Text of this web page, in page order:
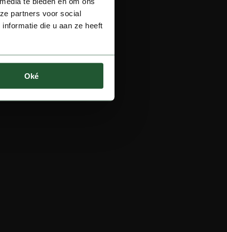
partners voor social
die u aan ze heeft
Oké